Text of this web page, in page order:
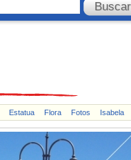
Estatua Flora Fotos Isabela